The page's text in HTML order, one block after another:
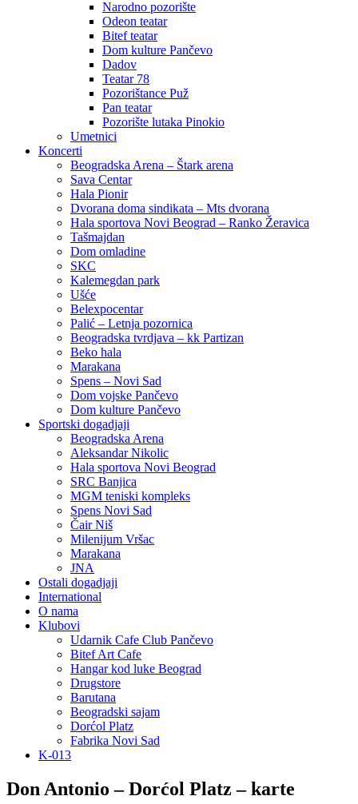
Narodno pozorište
Odeon teatar
Bitef teatar
Dom kulture Pančevo
Dadov
Teatar 78
Pozorištance Puž
Pan teatar
Pozorište lutaka Pinokio
Umetnici
Koncerti
Beogradska Arena – Štark arena
Sava Centar
Hala Pionir
Dvorana doma sindikata – Mts dvorana
Hala sportova Novi Beograd – Ranko Žeravica
Tašmajdan
Dom omladine
SKC
Kalemegdan park
Ušće
Belexpocentar
Palić – Letnja pozornica
Beogradska tvrdjava – kk Partizan
Beko hala
Marakana
Spens – Novi Sad
Dom vojske Pančevo
Dom kulture Pančevo
Sportski dogadjaji
Beogradska Arena
Aleksandar Nikolic
Hala sportova Novi Beograd
SRC Banjica
MGM teniski kompleks
Spens Novi Sad
Čair Niš
Milenijum Vršac
Marakana
JNA
Ostali dogadjaji
International
O nama
Klubovi
Udarnik Cafe Club Pančevo
Bitef Art Cafe
Hangar kod luke Beograd
Drugstore
Barutana
Beogradski sajam
Dorćol Platz
Fabrika Novi Sad
K-013
Don Antonio – Dorćol Platz – karte